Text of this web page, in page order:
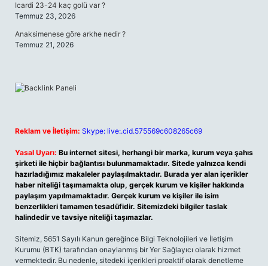
Icardi 23-24 kaç golü var ?
Temmuz 23, 2026
Anaksimenese göre arkhe nedir ?
Temmuz 21, 2026
Reklam ve İletişim: Skype: live:.cid.575569c608265c69
Yasal Uyarı: Bu internet sitesi, herhangi bir marka, kurum veya şahıs
şirketi ile hiçbir bağlantısı bulunmamaktadır. Sitede yalnızca kendi
hazırladığımız makaleler paylaşılmaktadır. Burada yer alan içerikler
haber niteliği taşımamakta olup, gerçek kurum ve kişiler hakkında
paylaşım yapılmamaktadır. Gerçek kurum ve kişiler ile isim
benzerlikleri tamamen tesadüfidir. Sitemizdeki bilgiler taslak
halindedir ve tavsiye niteliği taşımazlar.
Sitemiz, 5651 Sayılı Kanun gereğince Bilgi Teknolojileri ve İletişim
Kurumu (BTK) tarafından onaylanmış bir Yer Sağlayıcı olarak hizmet
vermektedir. Bu nedenle, sitedeki içerikleri proaktif olarak denetleme